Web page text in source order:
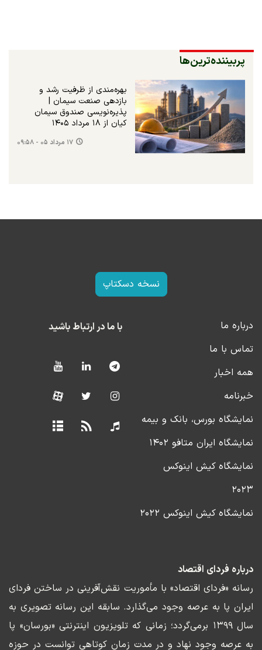
پربیننده‌ترین‌ها
بهره‌مندی از ظرفیت رشد و
بازدهی صنعت سیمان |
پذیره‌نویسی صندوق سیمان
کیان از ۱۸ مرداد ۱۴۰۵
۱۷ مرداد ۰۵ - ۰۹:۵۸
نسخه دسکتاپ
درباره ما
تماس با ما
همه اخبار
خبرنامه
نمایشگاه بورس، بانک و بیمه
نمایشگاه ایران متافو ۱۴۰۲
نمایشگاه کیش اینوکس
۲۰۲۳
نمایشگاه کیش اینوکس ۲۰۲۲
با ما در ارتباط باشید
درباره فردای اقتصاد
رسانه «فردای اقتصاد» با مأموریت نقش‌آفرینی در ساختن فردای
ایران پا به عرصه وجود می‌گذارد. سابقه این رسانه تصویری به
سال ۱۳۹۹ برمی‌گردد؛ زمانی که تلویزیون اینترنتی «بورسان» پا
به عرصه وجود نهاد و در مدت زمان کوتاهی توانست در حوزه